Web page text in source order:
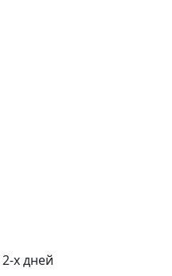
2-х дней